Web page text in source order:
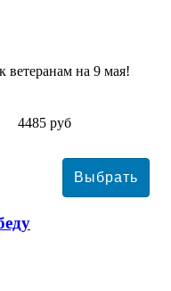
на 9 мая!
4485 руб